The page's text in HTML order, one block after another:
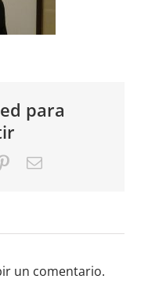
para
PinterestCorreo
un comentario.